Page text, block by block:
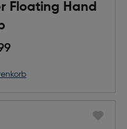
Floating Hand